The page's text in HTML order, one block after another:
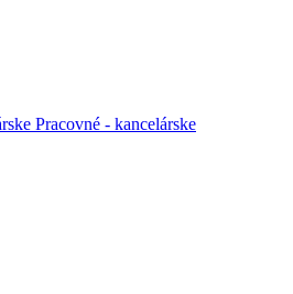
Pracovné - kancelárske